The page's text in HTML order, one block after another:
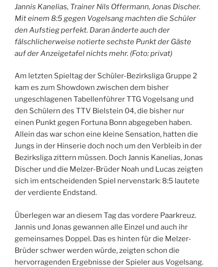
Jannis Kanelias, Trainer Nils Offermann, Jonas Discher.
Mit einem 8:5 gegen Vogelsang machten die Schüler
den Aufstieg perfekt. Daran änderte auch der
fälschlicherweise notierte sechste Punkt der Gäste
auf der Anzeigetafel nichts mehr. (Foto: privat)
Am letzten Spieltag der Schüler-Bezirksliga Gruppe 2
kam es zum Showdown zwischen dem bisher
ungeschlagenen Tabellenführer TTG Vogelsang und
den Schülern des TTV Bielstein 04, die bisher nur
einen Punkt gegen Fortuna Bonn abgegeben haben.
Allein das war schon eine kleine Sensation, hatten die
Jungs in der Hinserie doch noch um den Verbleib in der
Bezirksliga zittern müssen. Doch Jannis Kanelias, Jonas
Discher und die Melzer-Brüder Noah und Lucas zeigten
sich im entscheidenden Spiel nervenstark: 8:5 lautete
der verdiente Endstand.
Überlegen war an diesem Tag das vordere Paarkreuz.
Jannis und Jonas gewannen alle Einzel und auch ihr
gemeinsames Doppel. Das es hinten für die Melzer-
Brüder schwer werden würde, zeigten schon die
hervorragenden Ergebnisse der Spieler aus Vogelsang.